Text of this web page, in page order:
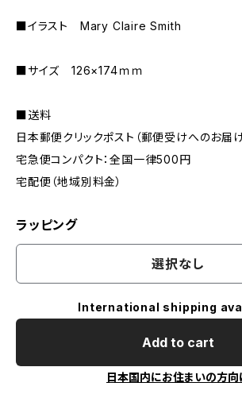
■イラスト Mary Claire Smith
■サイズ 126×174ｍｍ
■送料
日本郵便クリックポスト（郵便受けへのお届
宅急便コンパクト：全国一律500円
宅配便（地域別料金）
ラッピング
選択なし
International shipping
Add to cart
日本国内にお住まいの方向